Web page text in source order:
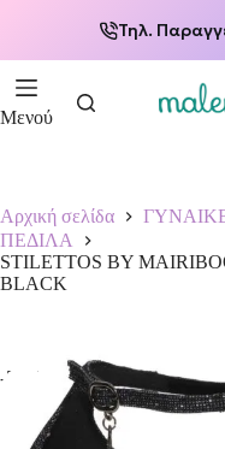
Τηλ.
Μενού
Αρχική σελίδα
ΠΕΔΙΛΑ
STILETTOS BY
BLACK
-50%